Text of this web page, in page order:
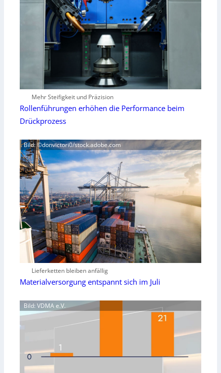
Mehr Steifigkeit und Präzision
Rollenführungen erhöhen die Performance beim
Drückprozess
Bild: ©donvictori0/stock.adobe.com
Lieferketten bleiben anfällig
Materialversorgung entspannt sich im Juli
Bild: VDMA e.V.